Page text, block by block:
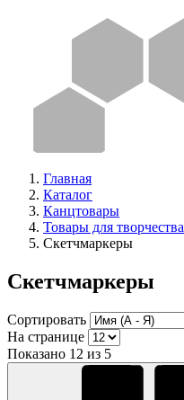
Главная
Каталог
Канцтовары
Товары для творчества
Скетчмаркеры
Скетчмаркеры
Сортировать
На странице
Показано 12 из 5